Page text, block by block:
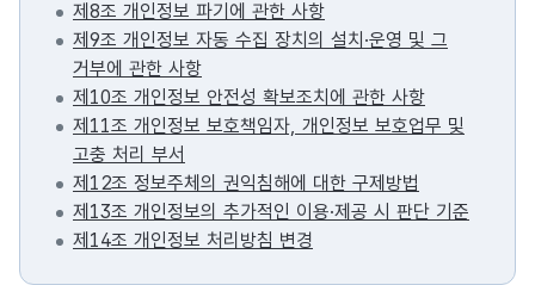
제8조 개인정보 파기에 관한 사항
제9조 개인정보 자동 수집 장치의 설치·운영 및 그
거부에 관한 사항
제10조 개인정보 안전성 확보조치에 관한 사항
제11조 개인정보 보호책임자, 개인정보 보호업무 및
고충 처리 부서
제12조 정보주체의 권익침해에 대한 구제방법
제13조 개인정보의 추가적인 이용·제공 시 판단 기준
제14조 개인정보 처리방침 변경